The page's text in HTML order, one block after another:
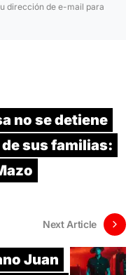
dirección de e-mail para
no se detiene
sus familias:
Next Article
Juan